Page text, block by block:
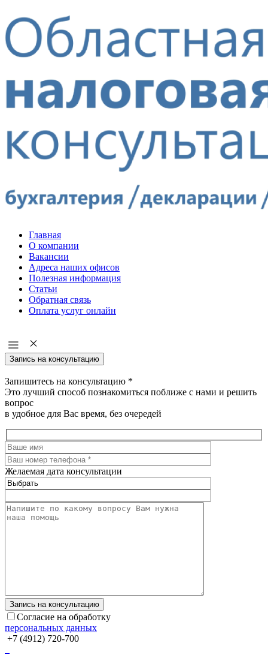
Главная
О компании
Вакансии
Адреса наших офисов
Полезная информация
Статьи
Обратная связь
Оплата услуг онлайн
Запись на консультацию
Запишитесь на консультацию *
Это лучший способ познакомиться поближе с нами и решить
вопрос
в удобное для Вас время, без очередей
Желаемая дата консультации
Согласие на обработку
персональных данных
+7 (4912) 720-700